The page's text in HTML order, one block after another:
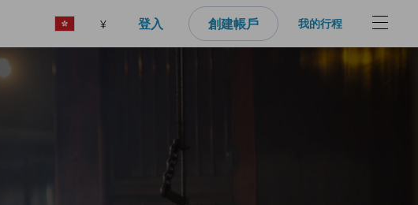
¥ 登入 創建帳戶 我的行程